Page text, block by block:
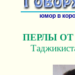
юмор в
ПЕРЛЫ